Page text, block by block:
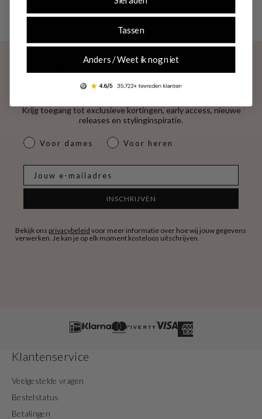
Exclusieve deals en trendupdates
Krijg toegang tot exclusieve kortingen, early access, nieuwe
releases en stylinginspiratie.
dames & heren
Voor dames Voor heren
INSCHRIJVEN
Bekijk ons privacybeleid voor meer informatie over hoe wij jouw gegevens
verwerken. Je kan je op elk moment kosteloos uitschrijven.
Klantenservice
Veelgestelde vragen
Bestelstatus
Betalingen
Tassen
Anders / Weet ik nog niet